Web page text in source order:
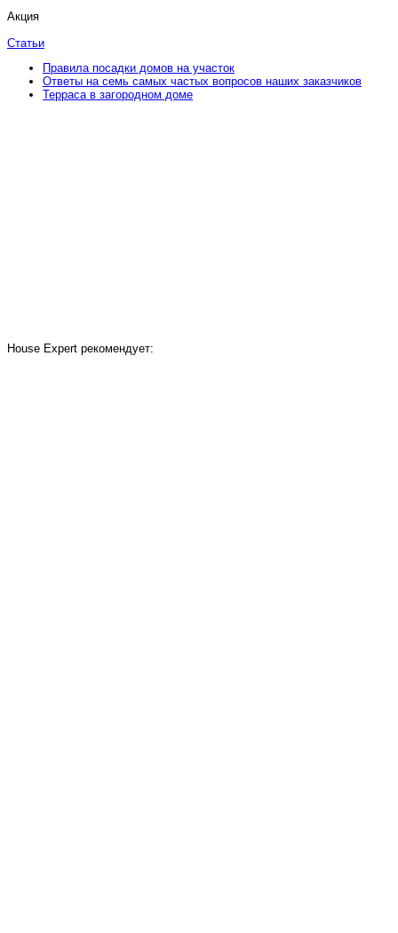
Акция
Статьи
Правила посадки домов на участок
Ответы на семь самых частых вопросов наших заказчиков
Терраса в загородном доме
House Expert рекомендует: